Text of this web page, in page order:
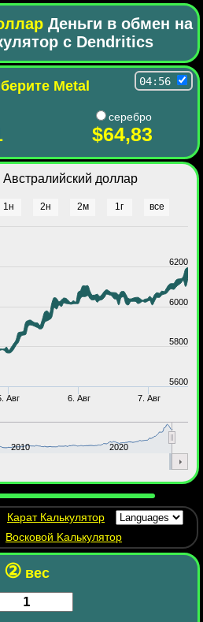
Деньги в обмен на
с Dendritics
Metal 04:56
серебро
$64,83
1н 2н 2м 1г все
доллар
Авг 6. Авг 7. Авг
2010 2020
5600
5800
6000
6200
Карат Калькулятор
Восковой Kалькулятор
② вес